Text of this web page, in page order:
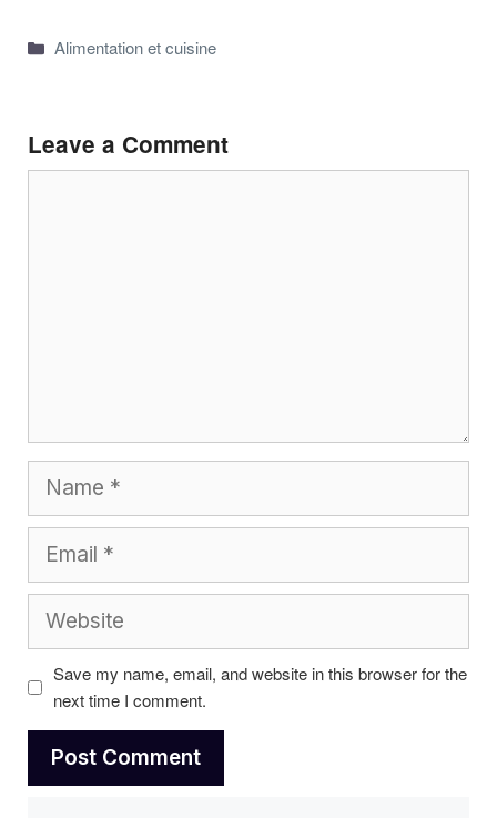
Categories
Alimentation et cuisine
Leave a Comment
Save my name, email, and website in this browser for the
next time I comment.